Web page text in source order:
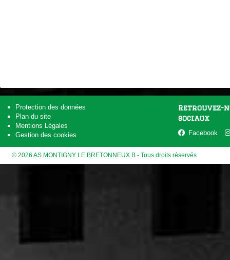
Protection des données
Plan du site
Mentions Légales
Gestion des cookies
Retrouvez-
sociaux
Facebook
© 2026 AS MONTIGNY LE BRETONNEUX B - Tous droits réservés